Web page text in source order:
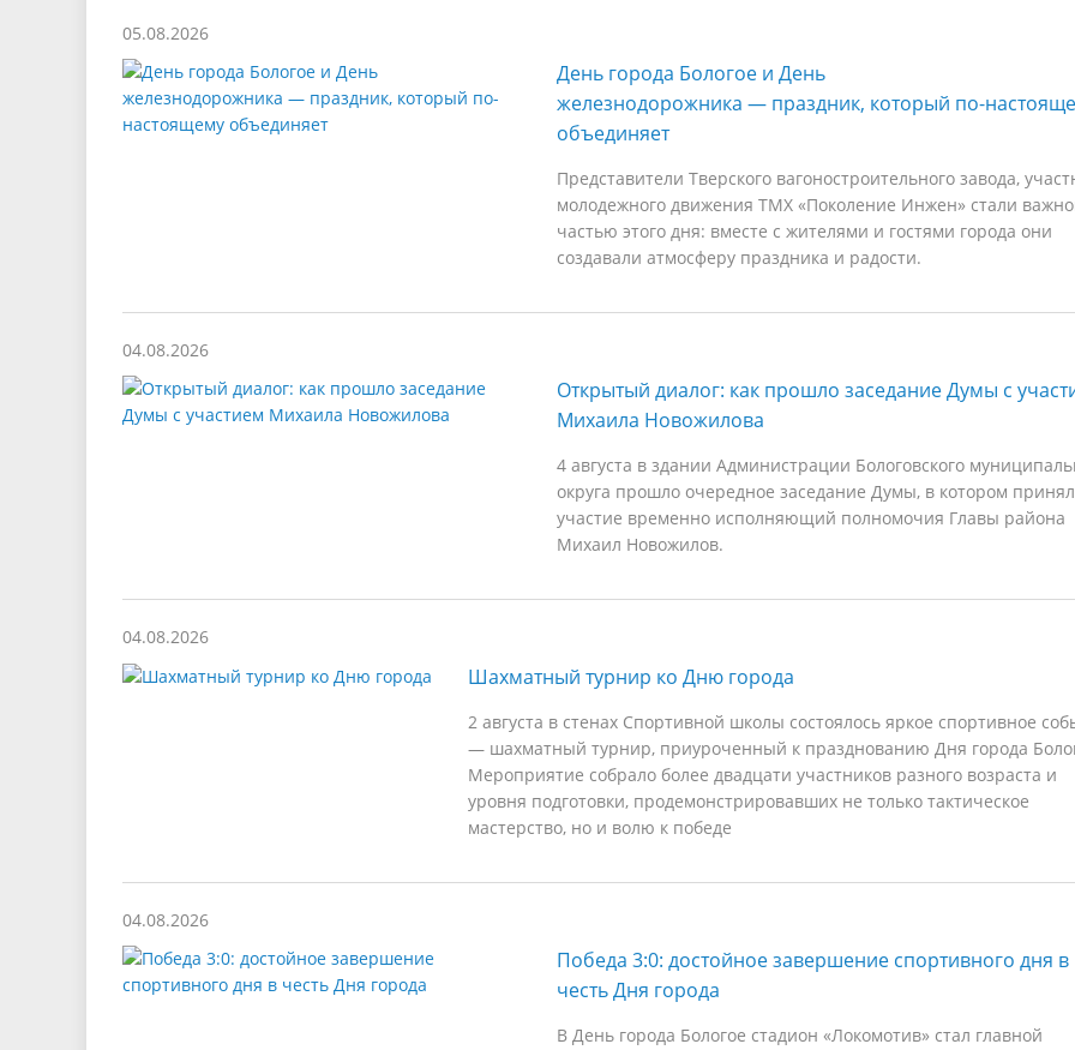
05.08.2026
День города Бологое и День
железнодорожника — праздник, который по-
объединяет
Представители Тверского вагоностроительного завода,
молодежного движения ТМХ «Поколение Инжен» стали
частью этого дня: вместе с жителями и гостями города они
создавали атмосферу праздника и радости.
04.08.2026
Открытый диалог: как прошло заседание Думы с
Михаила Новожилова
4 августа в здании Администрации Бологовского
округа прошло очередное заседание Думы, в котором принял
участие временно исполняющий полномочия Главы района
Михаил Новожилов.
04.08.2026
Шахматный турнир ко Дню города
2 августа в стенах Спортивной школы состоялось яркое спортивное
— шахматный турнир, приуроченный к празднованию Дня города
Мероприятие собрало более двадцати участников разного возраста и
уровня подготовки, продемонстрировавших не только тактическое
мастерство, но и волю к победе
04.08.2026
Победа 3:0: достойное завершение спортивного дня в
честь Дня города
В День города Бологое стадион «Локомотив» стал главной